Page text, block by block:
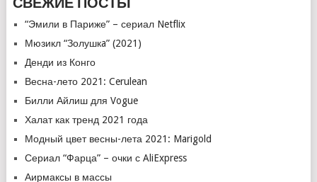
“Эмили в Париже” – сериал Netflix
Мюзикл “Золушкa” (2021)
Денди из Конго
Весна-лето 2021: Cerulean
Билли Айлиш для Vogue
Халат как тренд 2021 года
Модный цвет весны-лета 2021: Marigold
Сериал “Фарца” – очки с AliExpress
Аирмаксы в массы